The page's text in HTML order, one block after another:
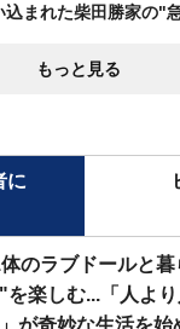
込まれた柴田勝家の"
もっと見る
に
のラブドールと
を楽しむ...「人よ
が奇妙な生活を始